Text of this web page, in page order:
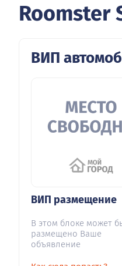
Roomster
ВИП
ВИП размещение
В этом блоке может
размещено Ваше
объявление